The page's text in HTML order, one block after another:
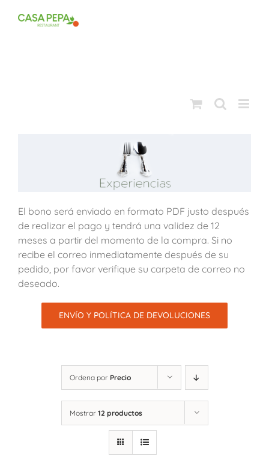
El bono será enviado en formato PDF justo después
de realizar el pago y tendrá una validez de 12
meses a partir del momento de la compra. Si no
recibe el correo inmediatamente después de su
pedido, por favor verifique su carpeta de correo no
deseado.
ENVÍO Y POLÍTICA DE DEVOLUCIONES
Ordena por Precio
Mostrar 12 productos